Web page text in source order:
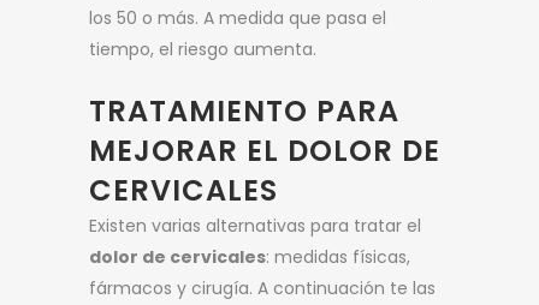
los 50 o más. A medida que pasa el
tiempo, el riesgo aumenta.
TRATAMIENTO PARA
MEJORAR EL DOLOR DE
CERVICALES
Existen varias alternativas para tratar el
dolor de cervicales: medidas físicas,
fármacos y cirugía. A continuación te las